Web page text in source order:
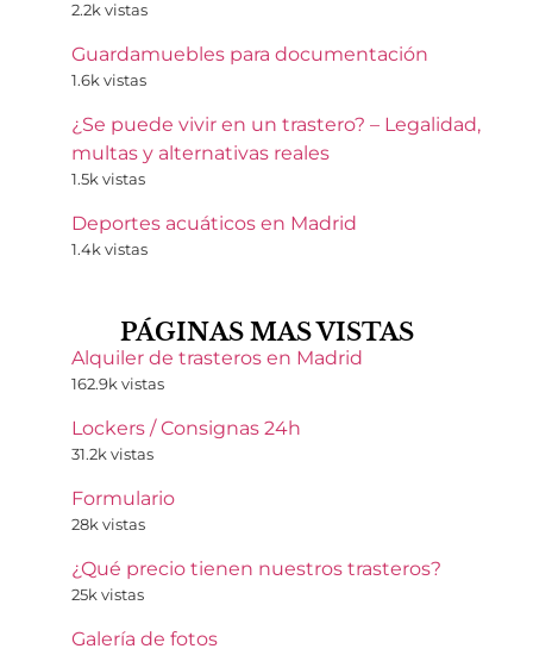
2.2k vistas
Guardamuebles para documentación
1.6k vistas
¿Se puede vivir en un trastero? – Legalidad,
multas y alternativas reales
1.5k vistas
Deportes acuáticos en Madrid
1.4k vistas
PÁGINAS MAS VISTAS
Alquiler de trasteros en Madrid
162.9k vistas
Lockers / Consignas 24h
31.2k vistas
Formulario
28k vistas
¿Qué precio tienen nuestros trasteros?
25k vistas
Galería de fotos